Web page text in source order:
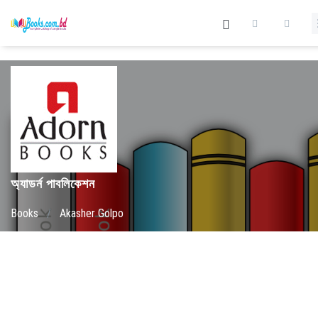
অ্যাডর্ন পাবলিকেশন
Books / Akasher Golpo